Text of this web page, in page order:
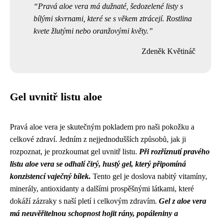
Pravá aloe vera má dužnaté, šedozelené listy s
bílými skvrnami, které se s věkem ztrácejí. Rostlina
kvete žlutými nebo oranžovými květy.
Zdeněk Květináč
Gel uvnitř listu aloe
Pravá aloe vera je skutečným pokladem pro naši pokožku a
celkové zdraví. Jedním z nejjednodušších způsobů, jak ji
rozpoznat, je prozkoumat gel uvnitř listu. Při rozříznutí pravého
listu aloe vera se odhalí čirý, hustý gel, který připomíná
konzistencí vaječný bílek. Tento gel je doslova nabitý vitamíny,
minerály, antioxidanty a dalšími prospěšnými látkami, které
dokáží zázraky s naší pletí i celkovým zdravím. Gel z aloe vera
má neuvěřitelnou schopnost hojit rány, popáleniny a